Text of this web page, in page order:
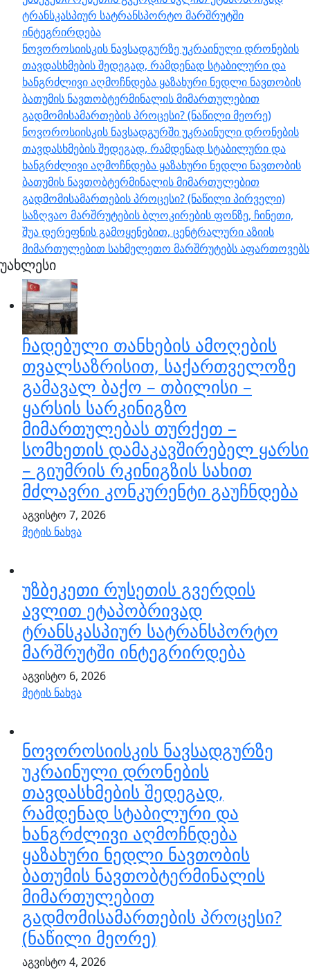
ტრანსკასპიურ სატრანსპორტო მარშრუტში
ინტეგრირდება
ნოვოროსიისკის ნავსადგურზე უკრაინული დრონების
თავდასხმების შედეგად, რამდენად სტაბილური და
ხანგრძლივი აღმოჩნდება ყაზახური ნედლი ნავთობის
ბათუმის ნავთობტერმინალის მიმართულებით
გადმომისამართების პროცესი? (ნაწილი მეორე)
ნოვოროსიისკის ნავსადგურში უკრაინული დრონების
თავდასხმების შედეგად, რამდენად სტაბილური და
ხანგრძლივი აღმოჩნდება ყაზახური ნედლი ნავთობის
ბათუმის ნავთობტერმინალის მიმართულებით
გადმომისამართების პროცესი? (ნაწილი პირველი)
საზღვაო მარშრუტების ბლოკირების ფონზე, ჩინეთი,
შუა დერეფნის გამოყენებით, ცენტრალური აზიის
მიმართულებით სახმელეთო მარშრუტებს აფართოვებს
უახლესი
ჩადებული თანხების ამოღების
თვალსაზრისით, საქართველოზე
გამავალ ბაქო – თბილისი –
ყარსის სარკინიგზო
მიმართულებას თურქეთ –
სომხეთის დამაკავშირებელ ყარსი
– გიუმრის რკინიგზის სახით
მძლავრი კონკურენტი გაუჩნდება
აგვისტო 7, 2026
მეტის ნახვა
უზბეკეთი რუსეთის გვერდის
ავლით ეტაპობრივად
ტრანსკასპიურ სატრანსპორტო
მარშრუტში ინტეგრირდება
აგვისტო 6, 2026
მეტის ნახვა
ნოვოროსიისკის ნავსადგურზე
უკრაინული დრონების
თავდასხმების შედეგად,
რამდენად სტაბილური და
ხანგრძლივი აღმოჩნდება
ყაზახური ნედლი ნავთობის
ბათუმის ნავთობტერმინალის
მიმართულებით
გადმომისამართების პროცესი?
(ნაწილი მეორე)
აგვისტო 4, 2026